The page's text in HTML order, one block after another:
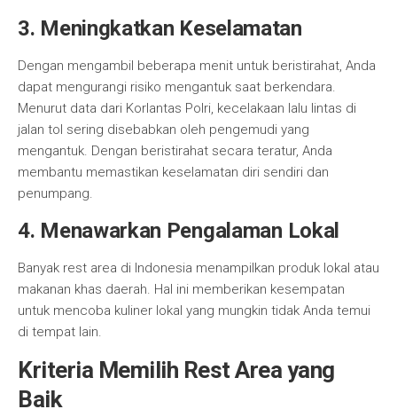
3. Meningkatkan Keselamatan
Dengan mengambil beberapa menit untuk beristirahat, Anda
dapat mengurangi risiko mengantuk saat berkendara.
Menurut data dari Korlantas Polri, kecelakaan lalu lintas di
jalan tol sering disebabkan oleh pengemudi yang
mengantuk. Dengan beristirahat secara teratur, Anda
membantu memastikan keselamatan diri sendiri dan
penumpang.
4. Menawarkan Pengalaman Lokal
Banyak rest area di Indonesia menampilkan produk lokal atau
makanan khas daerah. Hal ini memberikan kesempatan
untuk mencoba kuliner lokal yang mungkin tidak Anda temui
di tempat lain.
Kriteria Memilih Rest Area yang
Baik